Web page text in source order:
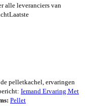
alle leveranciers van
Laatste
pelletkachel, ervaringen
Iemand Ervaring Met
Pellet